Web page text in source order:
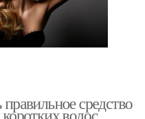
средство